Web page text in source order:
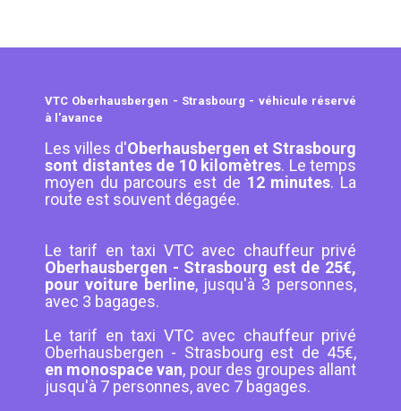
VTC Oberhausbergen - Strasbourg - véhicule réservé
à l'avance
Les villes d'Oberhausbergen et Strasbourg
sont distantes de 10 kilomètres. Le temps
moyen du parcours est de 12 minutes. La
route est souvent dégagée.
Le tarif en taxi VTC avec chauffeur privé
Oberhausbergen - Strasbourg est de 25€,
pour voiture berline, jusqu'à 3 personnes,
avec 3 bagages.
Le tarif en taxi VTC avec chauffeur privé
Oberhausbergen - Strasbourg est de 45€,
en monospace van, pour des groupes allant
jusqu'à 7 personnes, avec 7 bagages.